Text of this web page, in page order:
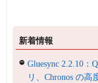
新着情報
Gluesync 2.2.10：
リ、Chronos の